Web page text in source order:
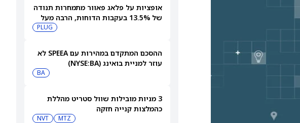
אופציות על פלאג פאוור מתמחרות תנודה
של 13.5% בעקבות הדוחות, הרבה מעל
PLUG
ההסכם המתקדם במהירות עם SPEEA לא
עוזר למניית בואינג (NYSE:BA)
BA
3 מניות מובילות שוול סטריט מהללת
כהמלצות קנייה חזקה
MTZ
NVT